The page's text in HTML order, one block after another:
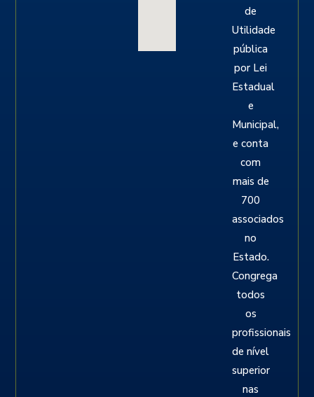
de
Utilidade
pública
por Lei
Estadual
e
Municipal,
e conta
com
mais de
700
associados
no
Estado.
Congrega
todos
os
profissionais
de nível
superior
nas